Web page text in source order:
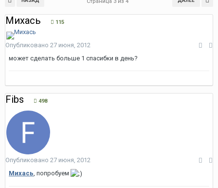
Михась 115
Опубликовано 27 июня, 2012
может сделать больше 1 спасибки в день?
Fibs 498
Опубликовано 27 июня, 2012
Михась, попробуем